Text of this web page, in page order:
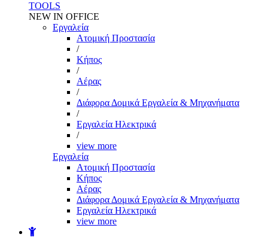
TOOLS
NEW IN OFFICE
Εργαλεία
Aτομική Προστασία
/
Kήπος
/
Αέρας
/
Διάφορα Δομικά Εργαλεία & Μηχανήματα
/
Εργαλεία Ηλεκτρικά
/
view more
Εργαλεία
Aτομική Προστασία
Kήπος
Αέρας
Διάφορα Δομικά Εργαλεία & Μηχανήματα
Εργαλεία Ηλεκτρικά
view more